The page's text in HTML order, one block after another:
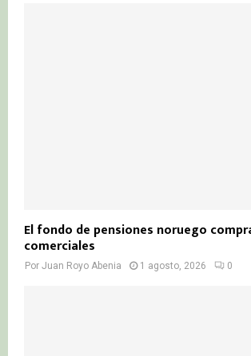
El fondo de pensiones noruego
comerciales
Por Juan Royo Abenia 1 agosto, 2026 0